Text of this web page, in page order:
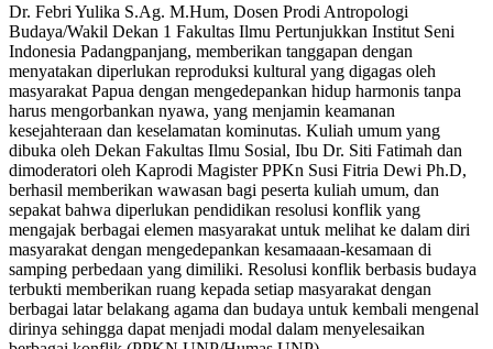
Dr. Febri Yulika S.Ag. M.Hum, Dosen Prodi Antropologi
Budaya/Wakil Dekan 1 Fakultas Ilmu Pertunjukkan Institut Seni
Indonesia Padangpanjang, memberikan tanggapan dengan
menyatakan diperlukan reproduksi kultural yang digagas oleh
masyarakat Papua dengan mengedepankan hidup harmonis tanpa
harus mengorbankan nyawa, yang menjamin keamanan
kesejahteraan dan keselamatan kominutas. Kuliah umum yang
dibuka oleh Dekan Fakultas Ilmu Sosial, Ibu Dr. Siti Fatimah dan
dimoderatori oleh Kaprodi Magister PPKn Susi Fitria Dewi Ph.D,
berhasil memberikan wawasan bagi peserta kuliah umum, dan
sepakat bahwa diperlukan pendidikan resolusi konflik yang
mengajak berbagai elemen masyarakat untuk melihat ke dalam diri
masyarakat dengan mengedepankan kesamaaan-kesamaan di
samping perbedaan yang dimiliki. Resolusi konflik berbasis budaya
terbukti memberikan ruang kepada setiap masyarakat dengan
berbagai latar belakang agama dan budaya untuk kembali mengenal
dirinya sehingga dapat menjadi modal dalam menyelesaikan